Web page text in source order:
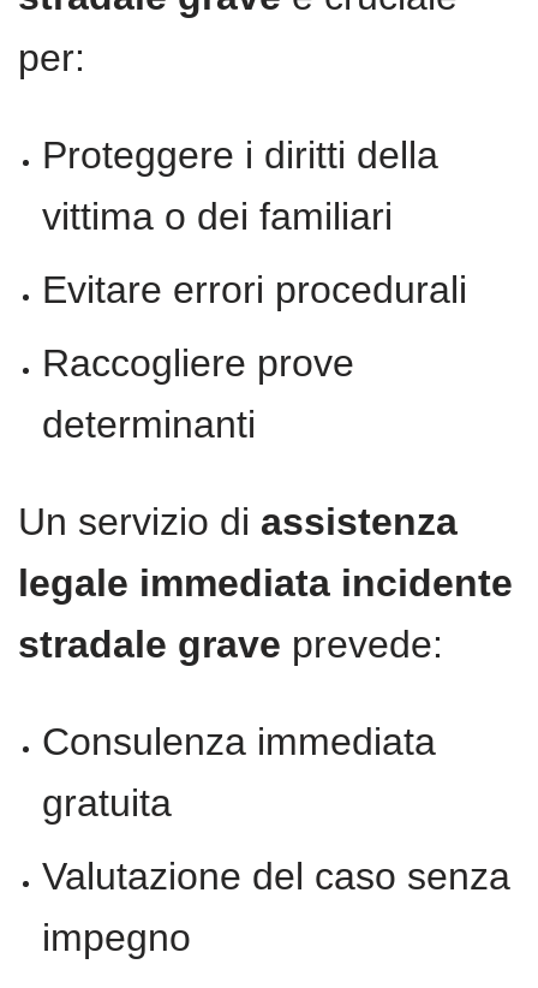
per:
Proteggere i diritti della
vittima o dei familiari
Evitare errori procedurali
Raccogliere prove
determinanti
Un servizio di assistenza
legale immediata incidente
stradale grave prevede:
Consulenza immediata
gratuita
Valutazione del caso senza
impegno